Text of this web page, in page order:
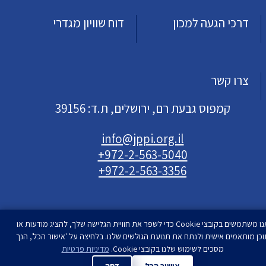
דרכי הגעה למכון דוח שוויון מגדרי
צרו קשר
קמפוס גבעת רם, ירושלים, ת.ד: 39156
info@jppi.org.il
+972-2-563-5040
+972-2-563-3356
עיצוב ופיתוחסטודיו רימון| המכון למדיניות העם
אנו משתמשים בקובצי Cookie כדי לשפר את חוויית הגלישה שלך, להציג מודעות או
מותאמים אישית ולנתח את תנועת הגולשים שלנו. בלחיצה על 'אישור הכל', הנך
מסכים לשימוש שלנו בקובצי Cookie.
מדיניות פרטיות